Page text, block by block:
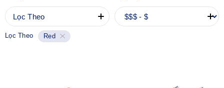
Lọc Theo
Lọc Theo Red